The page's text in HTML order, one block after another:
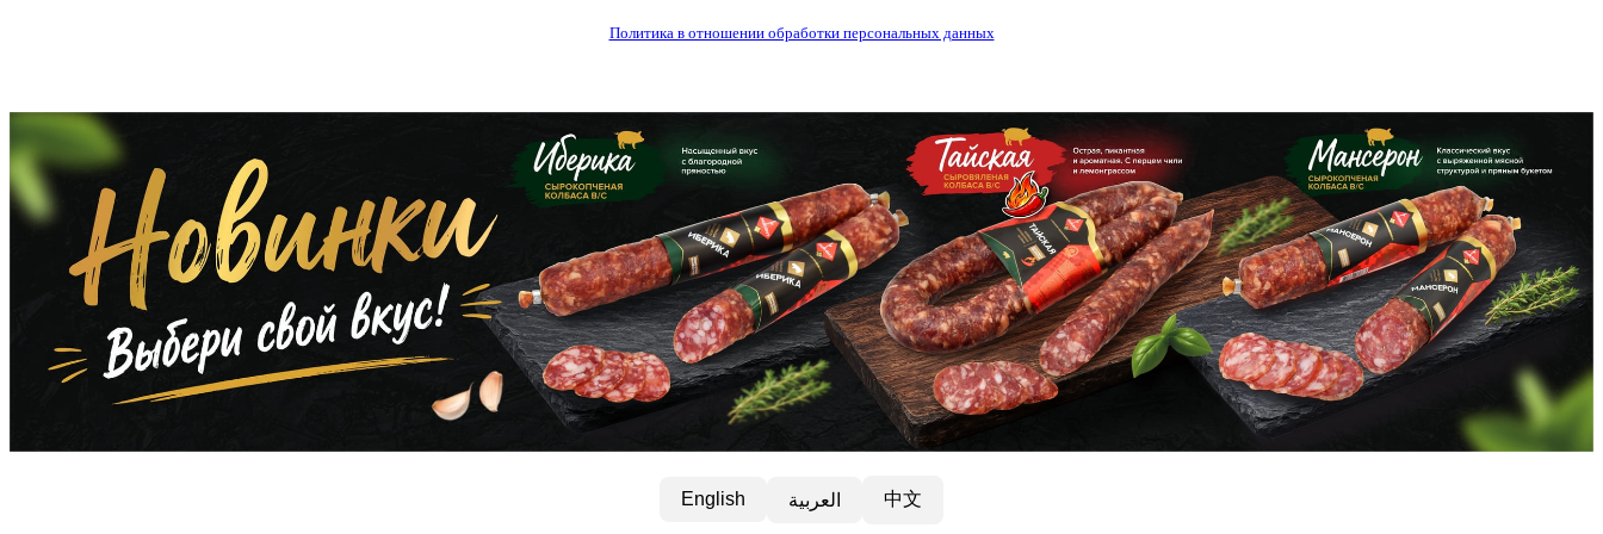
Политика в отношении обработки персональных данных
English العربية 中文